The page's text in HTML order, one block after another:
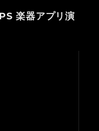
楽器アプリ演